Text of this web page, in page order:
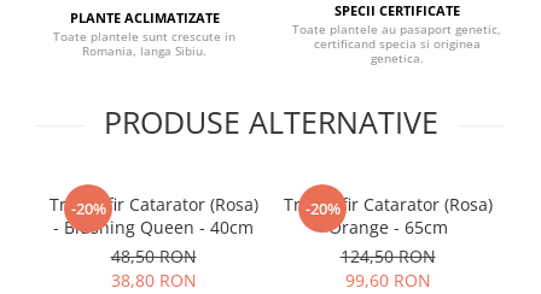
PLANTE ACLIMATIZATE
Toate plantele sunt crescute in
Romania, langa Sibiu.
SPECII CERTIFICATE
Toate plantele au pasaport genetic,
certificand specia si originea
genetica.
PRODUSE ALTERNATIVE
-20%
Trandafir Catarator (Rosa)
- Blushing Queen - 40cm
48,50 RON
38,80 RON
-20%
Trandafir Catarator (Rosa)
Orange - 65cm
124,50 RON
99,60 RON